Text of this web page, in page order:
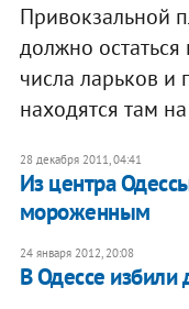
Привокзальной
должно
числа ларьков и
находятся там
28 декабря 2011, 04:41
Из центра
мороженным
24 января 2012, 20:08
В Одессе избили